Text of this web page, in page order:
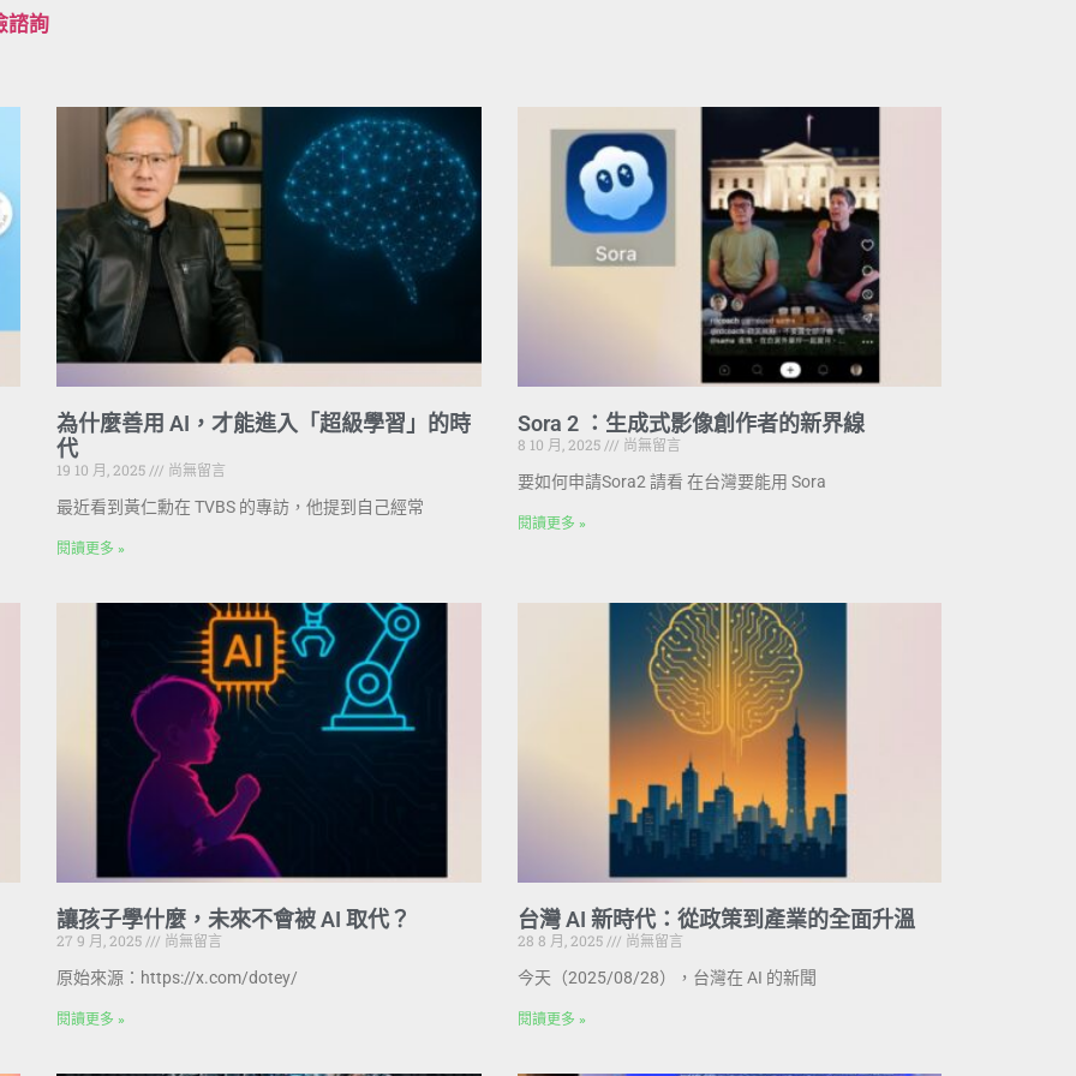
諮詢
為什麼善用 AI，才能進入「超級學習」的時
代
19 10 月, 2025
尚無留言
最近看到黃仁勳在 TVBS 的專訪，他提到自己經常
閱讀更多 »
Sora 2 ：生成式影像創作者的新界線
8 10 月, 2025
尚無留言
要如何申請Sora2 請看 在台灣要能用 Sora
閱讀更多 »
讓孩子學什麼，未來不會被 AI 取代？
27 9 月, 2025
尚無留言
原始來源：https://x.com/dotey/
閱讀更多 »
台灣 AI 新時代：從政策到產業的全面升溫
28 8 月, 2025
尚無留言
今天（2025/08/28），台灣在 AI 的新聞
閱讀更多 »